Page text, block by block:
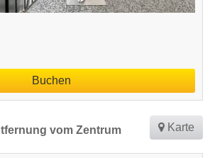
Buchen
vom Zentrum Karte